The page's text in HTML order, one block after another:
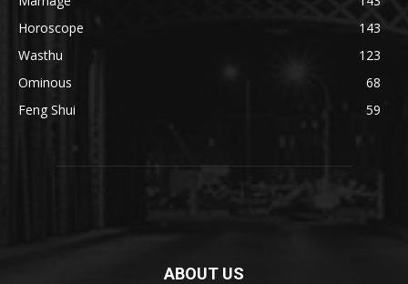
Horoscope
143
Wasthu
123
Ominous
68
Feng Shui
59
ABOUT US